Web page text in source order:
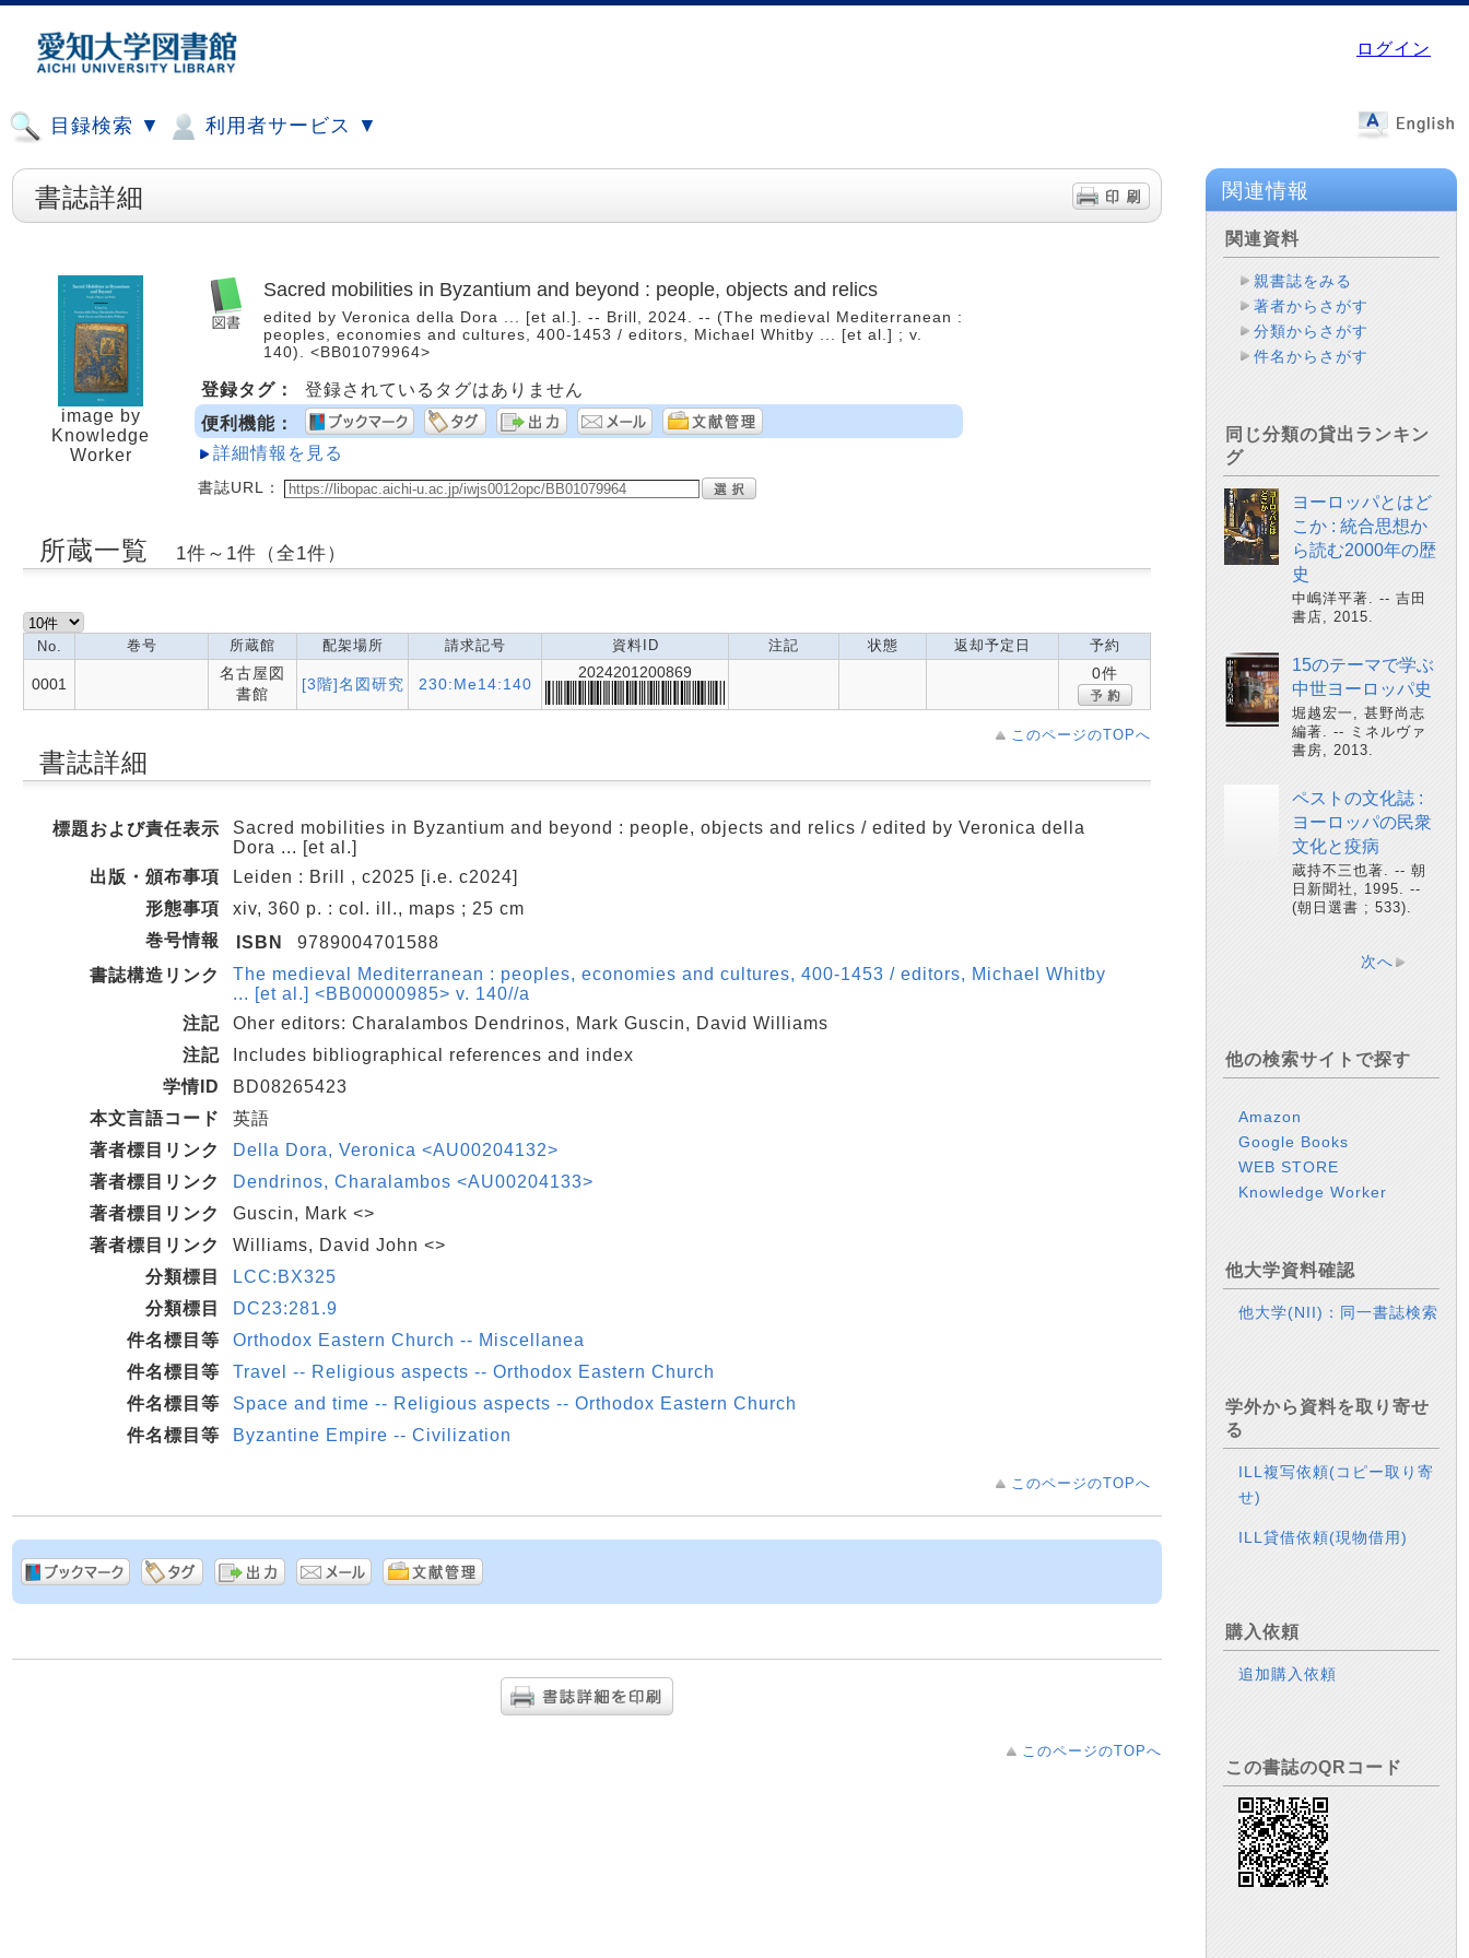
ログイン
目録検索 ▼ 利用者サービス ▼
書誌詳細
image by
Knowledge
Worker
Sacred mobilities in Byzantium and beyond : people, objects and relics
edited by Veronica della Dora ... [et al.]. -- Brill, 2024. -- (The medieval Mediterranean :
peoples, economies and cultures, 400-1453 / editors, Michael Whitby ... [et al.] ; v.
140). <BB01079964>
登録タグ：
登録されているタグはありません
便利機能：
詳細情報を見る
書誌URL：
所蔵一覧 1件～1件（全1件）
No. 巻号 所蔵館 配架場所 請求記号 資料ID 注記 状態 返却予定日 予約
0001
名古屋図
書館
[3階]名図研究 230:Me14:140
2024201200869 0件
このページのTOPへ
書誌詳細
標題および責任表示
Sacred mobilities in Byzantium and beyond : people, objects and relics / edited by Veronica della
Dora ... [et al.]
出版・頒布事項
Leiden : Brill , c2025 [i.e. c2024]
形態事項
xiv, 360 p. : col. ill., maps ; 25 cm
巻号情報
ISBN
9789004701588
書誌構造リンク
The medieval Mediterranean : peoples, economies and cultures, 400-1453 / editors, Michael Whitby
... [et al.] <BB00000985> v. 140//a
注記
Oher editors: Charalambos Dendrinos, Mark Guscin, David Williams
注記
Includes bibliographical references and index
学情ID
BD08265423
本文言語コード
英語
著者標目リンク
Della Dora, Veronica <AU00204132>
著者標目リンク
Dendrinos, Charalambos <AU00204133>
著者標目リンク
Guscin, Mark <>
著者標目リンク
Williams, David John <>
分類標目
LCC:BX325
分類標目
DC23:281.9
件名標目等
Orthodox Eastern Church -- Miscellanea
件名標目等
Travel -- Religious aspects -- Orthodox Eastern Church
件名標目等
Space and time -- Religious aspects -- Orthodox Eastern Church
件名標目等
Byzantine Empire -- Civilization
このページのTOPへ
このページのTOPへ
関連情報
関連資料
親書誌をみる
著者からさがす
分類からさがす
件名からさがす
同じ分類の貸出ランキン
グ
ヨーロッパとはど
こか : 統合思想か
ら読む2000年の歴
史
中嶋洋平著. -- 吉田
書店, 2015.
15のテーマで学ぶ
中世ヨーロッパ史
堀越宏一, 甚野尚志
編著. -- ミネルヴァ
書房, 2013.
ペストの文化誌 :
ヨーロッパの民衆
文化と疫病
蔵持不三也著. -- 朝
日新聞社, 1995. --
(朝日選書 ; 533).
次へ
他の検索サイトで探す
Amazon
Google Books
WEB STORE
Knowledge Worker
他大学資料確認
他大学(NII)：同一書誌検索
学外から資料を取り寄せ
る
ILL複写依頼(コピー取り寄
せ)
ILL貸借依頼(現物借用)
購入依頼
追加購入依頼
この書誌のQRコード